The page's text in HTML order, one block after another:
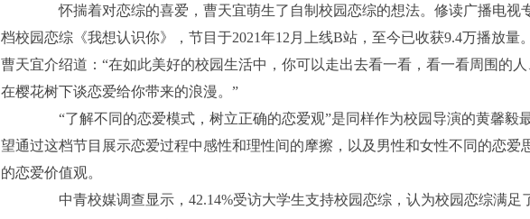
怀揣着对恋综的喜爱，曹天宜萌生了自制校园恋综的想法。修读广播电视
档校园恋综《我想认识你》，节目于2021年12月上线B站，至今已收获9.4万播放量
曹天宜介绍道：“在如此美好的校园生活中，你可以走出去看一看，看一看周围的
在樱花树下谈恋爱给你带来的浪漫。”
“了解不同的恋爱模式，树立正确的恋爱观”是同样作为校园导演的黄馨毅
望通过这档节目展示恋爱过程中感性和理性间的摩擦，以及男性和女性不同的恋爱
的恋爱价值观。
中青校媒调查显示，42.14%受访大学生支持校园恋综，认为校园恋综满足